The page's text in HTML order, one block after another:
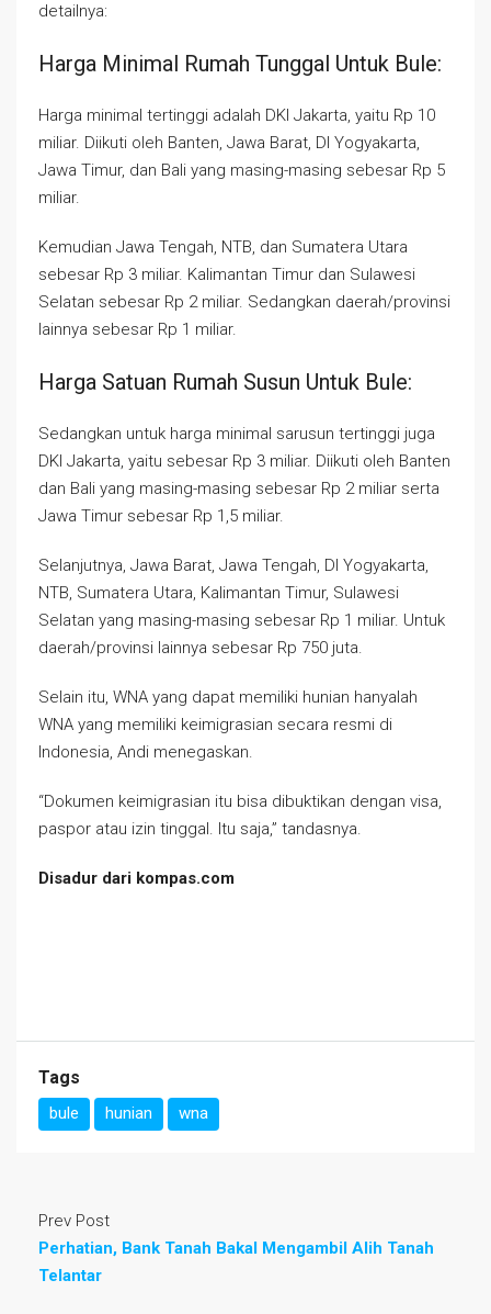
detailnya:
Harga Minimal Rumah Tunggal Untuk Bule:
Harga minimal tertinggi adalah DKI Jakarta, yaitu Rp 10
miliar. Diikuti oleh Banten, Jawa Barat, DI Yogyakarta,
Jawa Timur, dan Bali yang masing-masing sebesar Rp 5
miliar.
Kemudian Jawa Tengah, NTB, dan Sumatera Utara
sebesar Rp 3 miliar. Kalimantan Timur dan Sulawesi
Selatan sebesar Rp 2 miliar. Sedangkan daerah/provinsi
lainnya sebesar Rp 1 miliar.
Harga Satuan Rumah Susun Untuk Bule:
Sedangkan untuk harga minimal sarusun tertinggi juga
DKI Jakarta, yaitu sebesar Rp 3 miliar. Diikuti oleh Banten
dan Bali yang masing-masing sebesar Rp 2 miliar serta
Jawa Timur sebesar Rp 1,5 miliar.
Selanjutnya, Jawa Barat, Jawa Tengah, DI Yogyakarta,
NTB, Sumatera Utara, Kalimantan Timur, Sulawesi
Selatan yang masing-masing sebesar Rp 1 miliar. Untuk
daerah/provinsi lainnya sebesar Rp 750 juta.
Selain itu, WNA yang dapat memiliki hunian hanyalah
WNA yang memiliki keimigrasian secara resmi di
Indonesia, Andi menegaskan.
“Dokumen keimigrasian itu bisa dibuktikan dengan visa,
paspor atau izin tinggal. Itu saja,” tandasnya.
Disadur dari kompas.com
Tags
bule hunian wna
Prev Post
Perhatian, Bank Tanah Bakal Mengambil Alih Tanah
Telantar